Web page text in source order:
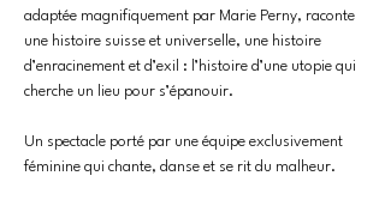
adaptée magnifiquement par Marie Perny, raconte
une histoire suisse et universelle, une histoire
d’enracinement et d’exil : l’histoire d’une utopie qui
cherche un lieu pour s’épanouir.
Un spectacle porté par une équipe exclusivement
féminine qui chante, danse et se rit du malheur.